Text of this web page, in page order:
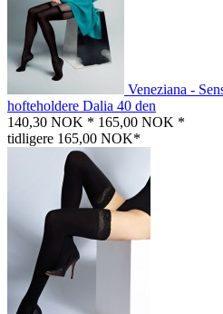
Veneziana -
hofteholdere Dalia 40 den
140,30 NOK * 165,00 NOK *
tidligere 165,00 NOK*